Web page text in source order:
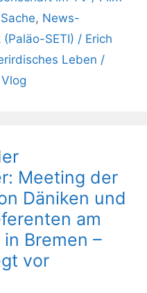
, News-
SETI) / Erich
Leben /
Meeting der
Däniken und
am
Bremen –
vor